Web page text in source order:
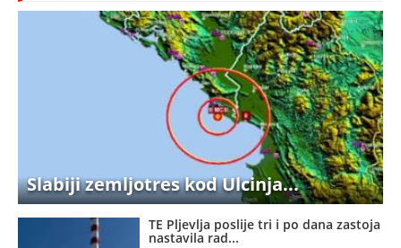
Slabiji zemljotres kod Ulcinja
TE Pljevlja poslije tri i po dana zastoja
nastavila rad